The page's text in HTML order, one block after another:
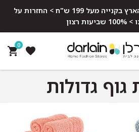
משלוח מהיר חינם לכל הארץ בקנייה מעל 199 ש"ח > החזרות על
רצון
0
גוף גדולות